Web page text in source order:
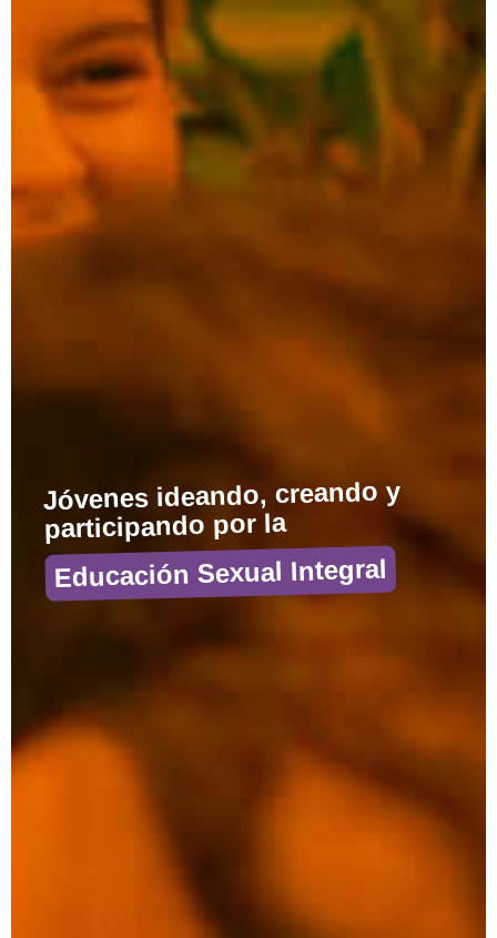
Descubrí recursos gratuitos
ideados por jóvenes para
promover la
Educación Sexual Integral